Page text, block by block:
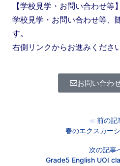
【学校見学・お問い合わせ等】
学校見学・お問い合わせ等、
す。
右側リンクからお進みください
お問い合わ
≪ 前の記
春のエクスカー
次の記事
Grade5 English UOI